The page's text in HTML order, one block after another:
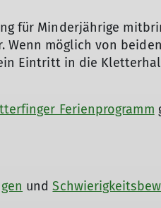
für Minderjährige
Wenn möglich von
Eintritt in die
Ferienprogramm
und